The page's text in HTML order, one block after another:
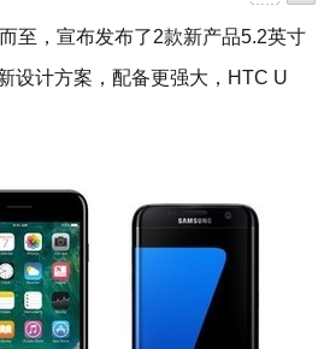
至，宣布发布了2款新产品5.2英寸
设计方案，配备更强大，HTC U